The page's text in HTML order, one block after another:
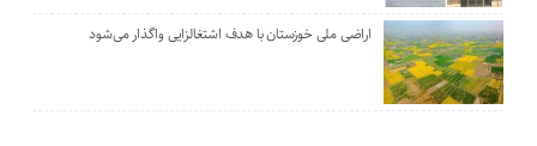
اراضی ملی خوزستان با هدف اشتغالزایی واگذار می‌شود